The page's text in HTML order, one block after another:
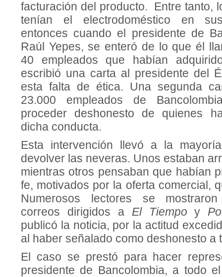
facturación del producto. Entre tanto,
tenían el electrodoméstico en
entonces cuando el presidente de
Raúl Yepes, se enteró de lo que él
40 empleados que habían
escribió una carta al presidente del
esta falta de ética. Una segunda
23.000 empleados de
proceder deshonesto de quienes
dicha conducta.
Esta intervención llevó a la
devolver las neveras. Unos estaban
mientras otros pensaban que habían
fe, motivados por la oferta comercial,
Numerosos lectores se
correos dirigidos a El Tiempoy
publicó la noticia, por la actitud
al haber señalado como deshonesto a
El caso se prestó para hacer
presidente de Bancolombia, a todo